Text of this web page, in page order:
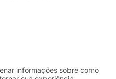
informações sobre como